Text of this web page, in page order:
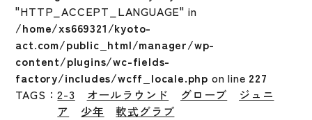
"HTTP_ACCEPT_LANGUAGE" in
/home/xs669321/kyoto-
act.com/public_html/manager/wp-
content/plugins/wc-fields-
factory/includes/wcff_locale.php on line 227
TAGS：2-3 オールラウンド グローブ
ジュニ
ア
少年
軟式グラブ